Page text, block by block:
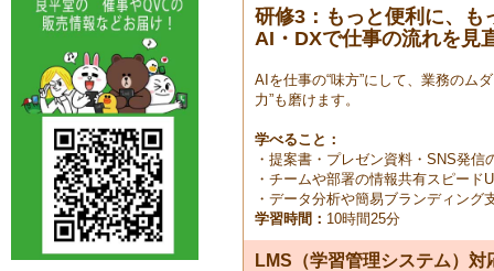
研修3：もっと便利に、も
AI・DXで仕事の流れを見
AIを仕事の“味方”にして、業務のム
力”も磨けます。
学べること：
・提案書・プレゼン資料・SNS発信
・チームや部署の情報共有スピード
・データ分析や簡易ブランディング
学習時間： 10時間25分
LMS（学習管理システム）対